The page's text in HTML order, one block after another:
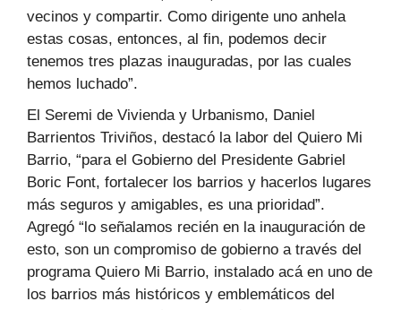
vecinos y compartir. Como dirigente uno anhela
estas cosas, entonces, al fin, podemos decir
tenemos tres plazas inauguradas, por las cuales
hemos luchado”.
El Seremi de Vivienda y Urbanismo, Daniel
Barrientos Triviños, destacó la labor del Quiero Mi
Barrio, “para el Gobierno del Presidente Gabriel
Boric Font, fortalecer los barrios y hacerlos lugares
más seguros y amigables, es una prioridad”.
Agregó “lo señalamos recién en la inauguración de
esto, son un compromiso de gobierno a través del
programa Quiero Mi Barrio, instalado acá en uno de
los barrios más históricos y emblemáticos del